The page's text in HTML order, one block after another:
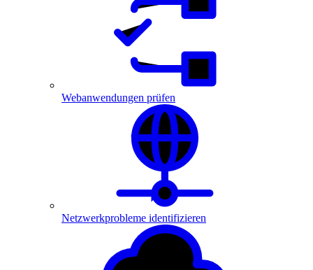
Webanwendungen prüfen
Netzwerkprobleme identifizieren